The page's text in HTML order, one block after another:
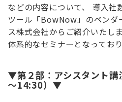
などの内容について、 導入社
ツール「BowNow」のベンダ
ス株式会社からご紹介いたし
体系的なセミナーとなっており
▼第２部：アシスタント
～14:30）▼